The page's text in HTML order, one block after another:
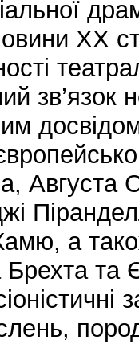
XX
зв’язок
Августа
а
Брехта та